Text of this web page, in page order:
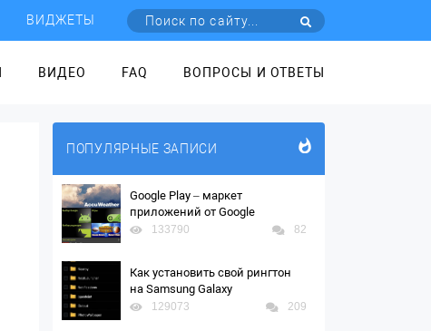
ВИДЖЕТЫ
ВИДЕО FAQ ВОПРОСЫ И ОТВЕТЫ
ПОПУЛЯРНЫЕ ЗАПИСИ
Google Play – маркет
приложений от Google
133790 82
Как установить свой рингтон
на Samsung Galaxy
129073 209